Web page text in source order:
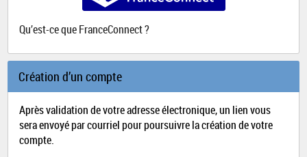
Qu’est-ce que FranceConnect ?
Création d’un compte
Après validation de votre adresse électronique, un lien vous
sera envoyé par courriel pour poursuivre la création de votre
compte.